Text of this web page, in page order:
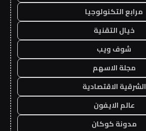
مرابع التكنولوجيا
خيال التقنية
شوف ويب
مجلة الاسهم
الشرقية الاقتصادية
عالم الايفون
مدونة كوكان